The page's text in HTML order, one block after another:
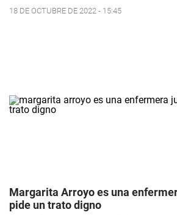
18 DE OCTUBRE DE 2022 - 15:45
Margarita Arroyo es una
pide un trato digno